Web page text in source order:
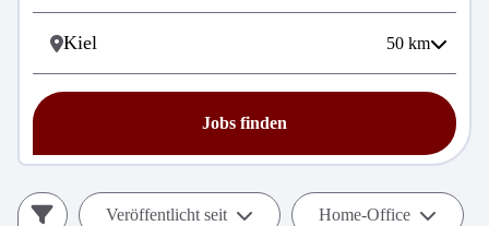
50 km
Jobs finden
Veröffentlicht seit Home-Office